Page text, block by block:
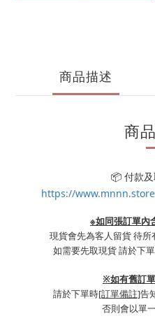
商品描述
商
📦 付款及
https://
※如同張訂單內
現貨會先為客人留貨 待
如需要先取現貨 請於下
※如有舊訂
請於下單時[訂單備註]告
否則會以單